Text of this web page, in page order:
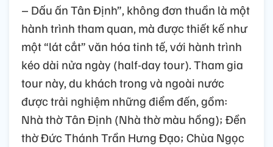
– Dấu ấn Tân Định”, không đơn thuần là một
hành trình tham quan, mà được thiết kế như
một “lát cắt” văn hóa tinh tế, với hành trình
kéo dài nửa ngày (half-day tour). Tham gia
tour này, du khách trong và ngoài nước
được trải nghiệm những điểm đến, gồm:
Nhà thờ Tân Định (Nhà thờ màu hồng); Đền
thờ Đức Thánh Trần Hưng Đạo; Chùa Ngọc